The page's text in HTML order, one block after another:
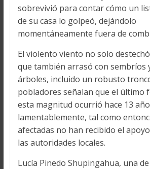
sobrevivió para contar cómo un
de su casa lo golpeó, dejándolo
momentáneamente fuera de
El violento viento no solo
que también arrasó con sembríos
árboles, incluido un robusto
pobladores señalan que el último
esta magnitud ocurrió hace 13
lamentablemente, tal como
afectadas no han recibido el
las autoridades locales.
Lucía Pinedo Shupingahua, una